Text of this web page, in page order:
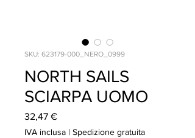
SKU: 623179-000_NERO_0999
NORTH SAILS
SCIARPA UOMO
32,47 €Prezzo
IVA inclusa | Spedizione gratuita